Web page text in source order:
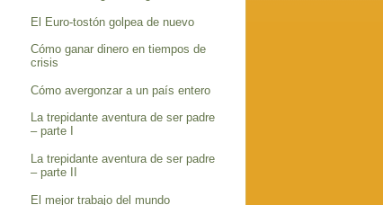
El Euro-tostón golpea de nuevo
Cómo ganar dinero en tiempos de
crisis
Cómo avergonzar a un país entero
La trepidante aventura de ser padre
– parte I
La trepidante aventura de ser padre
– parte II
El mejor trabajo del mundo